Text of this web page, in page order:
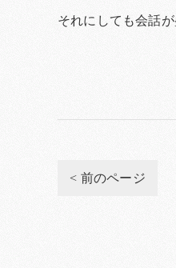
それにしても会話
< 前のページ